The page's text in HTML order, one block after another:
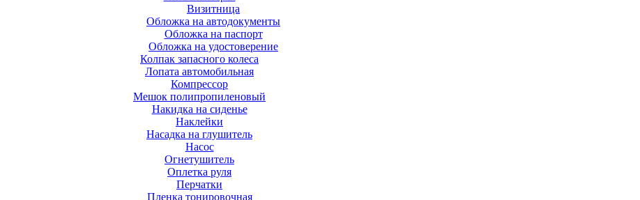
Визитница
Обложка на автодокументы
Обложка на паспорт
Обложка на удостоверение
Колпак запасного колеса
Лопата автомобильная
Компрессор
Мешок полипропиленовый
Накидка на сиденье
Наклейки
Насадка на глушитель
Насос
Огнетушитель
Оплетка руля
Перчатки
Пленка тонировочная